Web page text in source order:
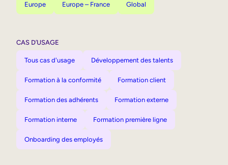
Europe Europe – France Global
CAS D’USAGE
Tous cas d'usage Développement des talents
Formation à la conformité Formation client
Formation des adhérents Formation externe
Formation interne Formation première ligne
Onboarding des employés